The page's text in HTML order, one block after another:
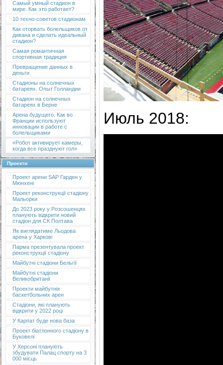
Самый умный стадион в
мире. Как это работает?
10 техно-советов стадионам
Как оторвать болельщиков от
дивана и сделать идеальный
стадион?
Самая романтичная
спортивная традиция
Превращение данных в
деньги
Стадионы на солнечных
батареях. Опыт Голландии
Стадион на солнечных
батареях в Берне
Арена будущего. Как во
Франции используют
инновации в работе с
болельщиками
«Робот активирует камеры,
когда все празднуют гол»
Проекти
Проект арени SAP Гарден у
Мюнхені
Проект реконструкції стадіону
Мальорки
До 2023 року у Розсошенцях
планують відкрити новий
стадіон для СК Полтава
Як виглядатиме Льодова
арена у Харкові
Парма презентувала проект
реконструкції стадіону
Майбутні стадіони Бельгії
Майбутні стадіони
Великобританії
Проекти майбутніх
баскетбольних арен
Стадіони, які планують
відкрити у 2022 році
У Карпат буде нова база
Проект біатлонного стадіону в
Буковелі
У Херсоні планують
збудувати Палац спорту на 3
000 місць
Июль 2018: